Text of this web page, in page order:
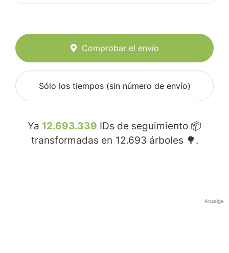
Comprobar el envío
Sólo los tiempos (sin número de envío)
Ya 12.693.339 IDs de seguimiento 📦
transformadas en 12.693 árboles 🌳.
Anzeige